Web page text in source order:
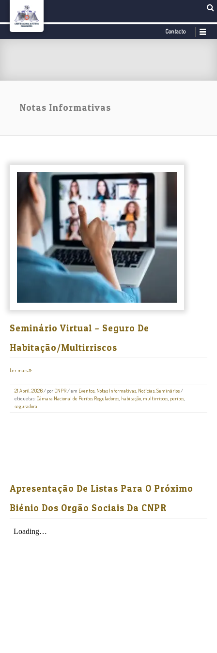
Contacto
Notas Informativas
Seminário Virtual – Seguro De
Habitação/Multirriscos
Ler mais
21 Abril, 2026/ por CNPR/ em Eventos, Notas Informativas, Notícias,Seminários/
etiquetas: Câmara Nacional de Peritos Reguladores, habitação, multirriscos, peritos,
seguradora
Apresentação De Listas Para O Próximo
Biénio Dos Orgão Sociais Da CNPR